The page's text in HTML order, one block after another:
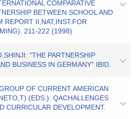
COMPARATIVE
BETWEEN SCHOOL AND
REPORT II,NAT,INST.FOR
211-222 (1998)
"THE PARTNERSHIP
BUSINESS IN GERMANY" IBID.
OF CURRENT AMERICAN
(EDS.): QACHALLENGES
CURRICULAR DEVELOPMENT.